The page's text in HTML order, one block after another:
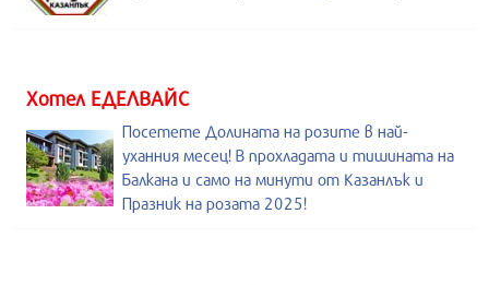
Хотел ЕДЕЛВАЙС
Посетете Долината на розите в най-
уханния месец! В прохладата и тишината на
Балкана и само на минути от Казанлък и
Празник на розата 2025!